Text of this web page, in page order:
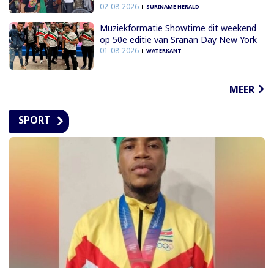
02-08-2026 SURINAME HERALD
Muziekformatie Showtime dit weekend
op 50e editie van Sranan Day New York
01-08-2026 WATERKANT
MEER
SPORT